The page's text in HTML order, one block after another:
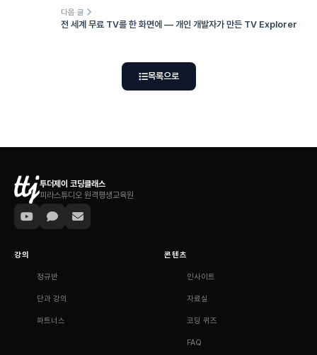
다음 글
전 세계 무료 TV를 한 화면에 — 개인 개발자가 만든 TV Explorer
목록으로
투더제이 코딩클래스
피라스튜디오 원격평생교육원
강의
정규반
단과 강의
파트너스
콘텐츠
인사이트
자료실
코딩 퀴즈
FAQ